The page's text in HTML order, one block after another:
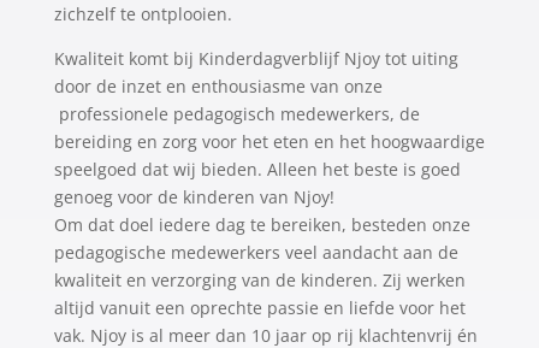
zichzelf te ontplooien.
Kwaliteit komt bij Kinderdagverblijf Njoy tot uiting
door de inzet en enthousiasme van onze
professionele pedagogisch medewerkers, de
bereiding en zorg voor het eten en het hoogwaardige
speelgoed dat wij bieden. Alleen het beste is goed
genoeg voor de kinderen van Njoy!
Om dat doel iedere dag te bereiken, besteden onze
pedagogische medewerkers veel aandacht aan de
kwaliteit en verzorging van de kinderen. Zij werken
altijd vanuit een oprechte passie en liefde voor het
vak. Njoy is al meer dan 10 jaar op rij klachtenvrij én